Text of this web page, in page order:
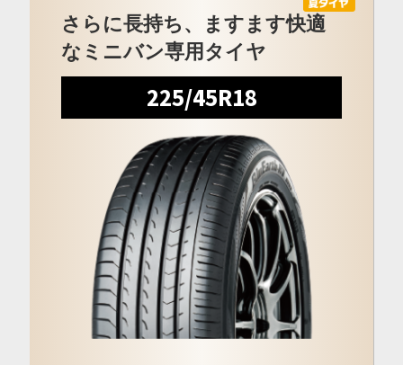
さらに長持ち、ますます快適
なミニバン専用タイヤ
225/45R18